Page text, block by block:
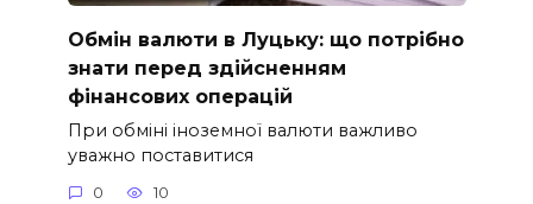
Обмін валюти в Луцьку: що потрібно
знати перед здійсненням
фінансових операцій
При обміні іноземної валюти важливо
уважно поставитися
0 10